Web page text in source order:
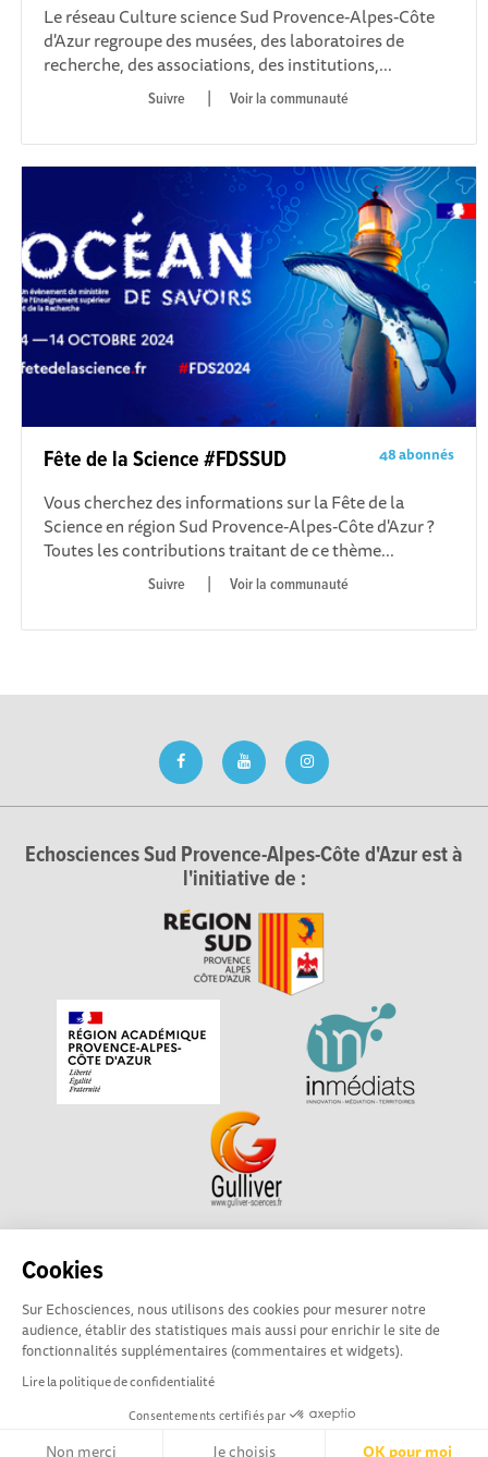
Cookies
Sur Echosciences, nous utilisons des cookies pour mesurer notre
audience, établir des statistiques mais aussi pour enrichir le site de
fonctionnalités supplémentaires (commentaires et widgets).
Lire la politique de confidentialité
Consentements certifiés par
Non merci Je choisis OK pour moi
Le réseau Culture science Sud Provence-Alpes-Côte
d'Azur regroupe des musées, des laboratoires de
recherche, des associations, des institutions,...
|
Voir la communauté
48 abonnés
Fête de la Science #FDSSUD
Vous cherchez des informations sur la Fête de la
Science en région Sud Provence-Alpes-Côte d'Azur ?
Toutes les contributions traitant de ce thème...
|
Voir la communauté
Echosciences Sud Provence-Alpes-Côte d'Azur est à
l'initiative de :
Echosciences Sud Provence-Alpes-Côte d'Azur est à
académique pour la Recherche et l'Innovation Provence-
Alpes-Côte d'Azur. La plateforme est mise en oeuvre pour
vous parGulliver
Mentions légales|Politique de confidentialité
Ligne éditoriale